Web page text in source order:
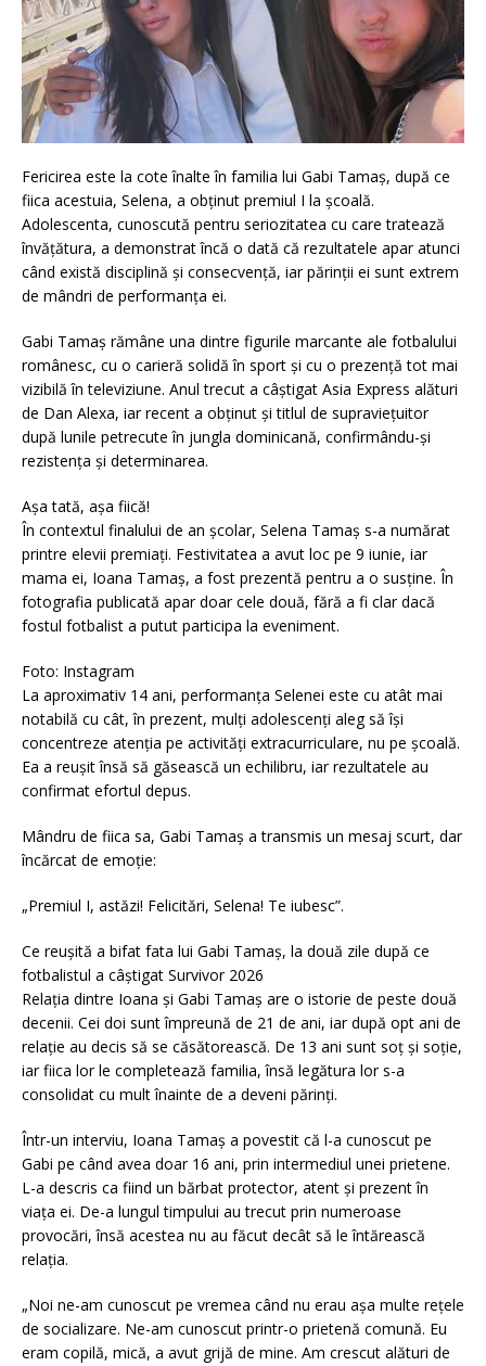
Fericirea este la cote înalte în familia lui Gabi Tamaș, după ce
fiica acestuia, Selena, a obținut premiul I la școală.
Adolescenta, cunoscută pentru seriozitatea cu care tratează
învățătura, a demonstrat încă o dată că rezultatele apar atunci
când există disciplină și consecvență, iar părinții ei sunt extrem
de mândri de performanța ei.
Gabi Tamaș rămâne una dintre figurile marcante ale fotbalului
românesc, cu o carieră solidă în sport și cu o prezență tot mai
vizibilă în televiziune. Anul trecut a câștigat Asia Express alături
de Dan Alexa, iar recent a obținut și titlul de supraviețuitor
după lunile petrecute în jungla dominicană, confirmându-și
rezistența și determinarea.
Așa tată, așa fiică!
În contextul finalului de an școlar, Selena Tamaș s-a numărat
printre elevii premiați. Festivitatea a avut loc pe 9 iunie, iar
mama ei, Ioana Tamaș, a fost prezentă pentru a o susține. În
fotografia publicată apar doar cele două, fără a fi clar dacă
fostul fotbalist a putut participa la eveniment.
Foto: Instagram
La aproximativ 14 ani, performanța Selenei este cu atât mai
notabilă cu cât, în prezent, mulți adolescenți aleg să își
concentreze atenția pe activități extracurriculare, nu pe școală.
Ea a reușit însă să găsească un echilibru, iar rezultatele au
confirmat efortul depus.
Mândru de fiica sa, Gabi Tamaș a transmis un mesaj scurt, dar
încărcat de emoție:
„Premiul I, astăzi! Felicitări, Selena! Te iubesc”.
Ce reușită a bifat fata lui Gabi Tamaș, la două zile după ce
fotbalistul a câștigat Survivor 2026
Relația dintre Ioana și Gabi Tamaș are o istorie de peste două
decenii. Cei doi sunt împreună de 21 de ani, iar după opt ani de
relație au decis să se căsătorească. De 13 ani sunt soț și soție,
iar fiica lor le completează familia, însă legătura lor s-a
consolidat cu mult înainte de a deveni părinți.
Într-un interviu, Ioana Tamaș a povestit că l-a cunoscut pe
Gabi pe când avea doar 16 ani, prin intermediul unei prietene.
L-a descris ca fiind un bărbat protector, atent și prezent în
viața ei. De-a lungul timpului au trecut prin numeroase
provocări, însă acestea nu au făcut decât să le întărească
relația.
„Noi ne-am cunoscut pe vremea când nu erau așa multe rețele
de socializare. Ne-am cunoscut printr-o prietenă comună. Eu
eram copilă, mică, a avut grijă de mine. Am crescut alături de